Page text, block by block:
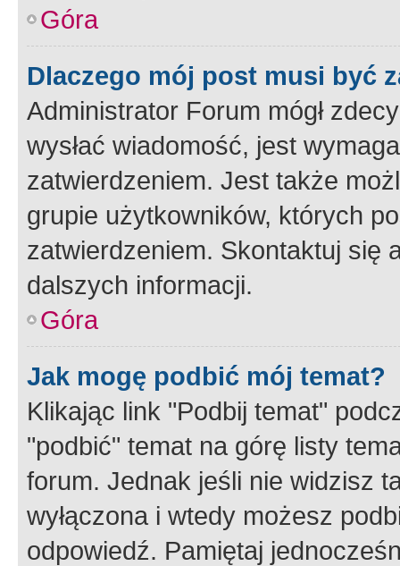
Góra
Dlaczego mój post musi być
Administrator Forum mógł
wysłać wiadomość, jest
zatwierdzeniem. Jest także
grupie użytkowników, których
zatwierdzeniem. Skontaktuj się
dalszych informacji.
Góra
Jak mogę podbić mój temat?
Klikając link "Podbij temat"
"podbić" temat na górę listy
forum. Jednak jeśli nie widzisz
wyłączona i wtedy możesz
odpowiedź. Pamiętaj